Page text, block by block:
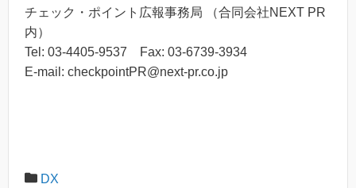
チェック・ポイント広報事務局 （合同会社NEXT PR
内）
Tel: 03-4405-9537 Fax: 03-6739-3934
E-mail: checkpointPR@next-pr.co.jp
DX